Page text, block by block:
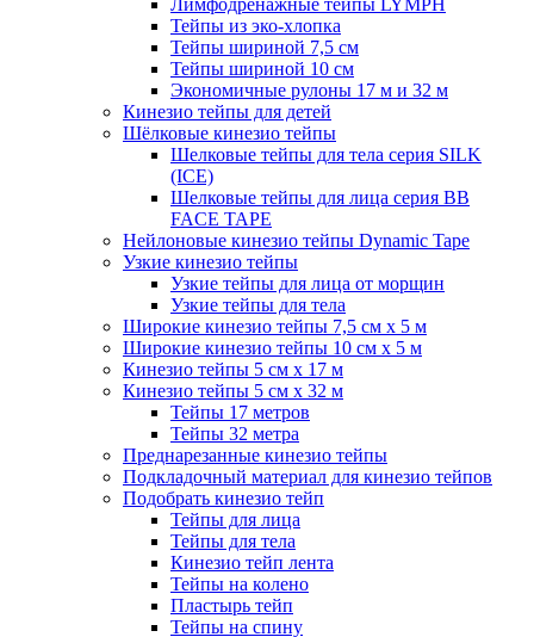
Лимфодренажные тейпы LYMPH
Тейпы из эко-хлопка
Тейпы шириной 7,5 см
Тейпы шириной 10 см
Экономичные рулоны 17 м и 32 м
Кинезио тейпы для детей
Шёлковые кинезио тейпы
Шелковые тейпы для тела серия SILK
(ICE)
Шелковые тейпы для лица серия BB
FACE TAPE
Нейлоновые кинезио тейпы Dynamic Tape
Узкие кинезио тейпы
Узкие тейпы для лица от морщин
Узкие тейпы для тела
Широкие кинезио тейпы 7,5 см x 5 м
Широкие кинезио тейпы 10 см х 5 м
Кинезио тейпы 5 см x 17 м
Кинезио тейпы 5 см х 32 м
Тейпы 17 метров
Тейпы 32 метра
Преднарезанные кинезио тейпы
Подкладочный материал для кинезио тейпов
Подобрать кинезио тейп
Тейпы для лица
Тейпы для тела
Кинезио тейп лента
Тейпы на колено
Пластырь тейп
Тейпы на спину